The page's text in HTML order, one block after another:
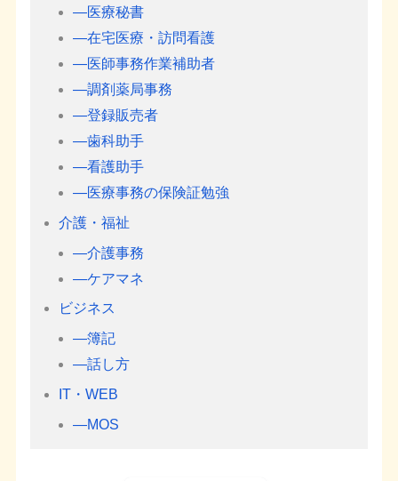
―医療秘書
―在宅医療・訪問看護
―医師事務作業補助者
―調剤薬局事務
―登録販売者
―歯科助手
―看護助手
―医療事務の保険証勉強
介護・福祉
―介護事務
―ケアマネ
ビジネス
―簿記
―話し方
IT・WEB
―MOS